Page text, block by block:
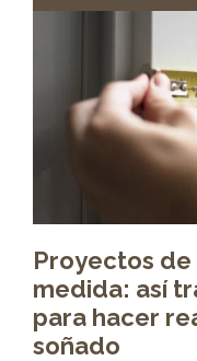
Proyectos
medida: así
para hacer
soñado